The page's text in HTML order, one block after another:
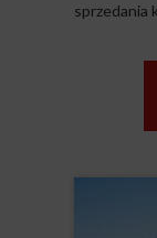
sprzedania